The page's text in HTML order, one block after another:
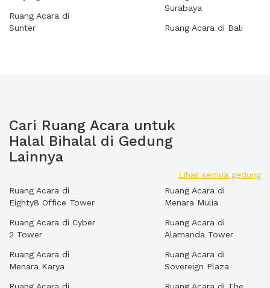
Ruang Acara di
Sunter
Surabaya
Ruang Acara di Bali
Cari Ruang Acara untuk
Halal Bihalal di Gedung
Lainnya
Lihat semua gedung
Ruang Acara di
Eighty8 Office Tower
Ruang Acara di Cyber
2 Tower
Ruang Acara di
Menara Karya
Ruang Acara di
Menara Mulia
Ruang Acara di
Alamanda Tower
Ruang Acara di
Sovereign Plaza